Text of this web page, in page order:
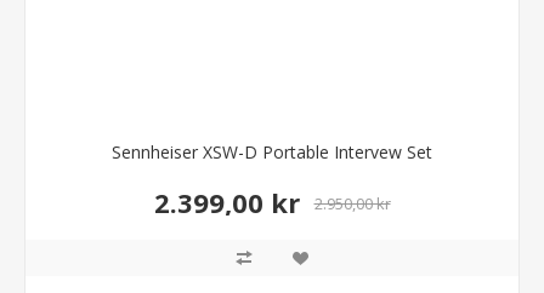
Sennheiser XSW-D Portable Intervew Set
2.399,00 kr 2.950,00 kr